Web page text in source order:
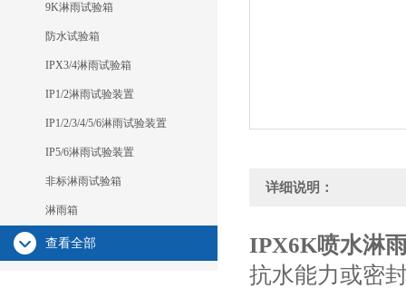
9K淋雨试验箱
防水试验箱
IPX3/4淋雨试验箱
IP1/2淋雨试验装置
IP1/2/3/4/5/6淋雨试验装置
IP5/6淋雨试验装置
非标淋雨试验箱
淋雨箱
查看全部
详细说明：
IPX6K喷水淋
抗水能力或密